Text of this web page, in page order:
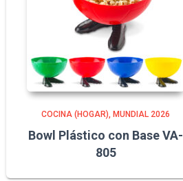
COCINA (HOGAR) MUNDIAL 2026
Bowl Plástico con Base VA-
805